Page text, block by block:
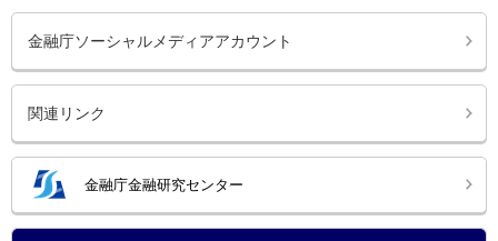
金融庁ソーシャルメディアアカウント
関連リンク
金融庁金融研究センター